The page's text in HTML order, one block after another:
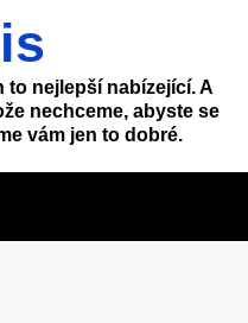
to nejlepší nabízející. A
nechceme, abyste se
vám jen to dobré.